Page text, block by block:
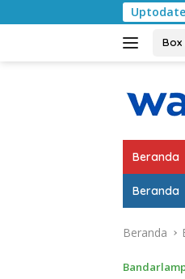
ke
Uptodate
Box
Beranda
Beranda
Beranda